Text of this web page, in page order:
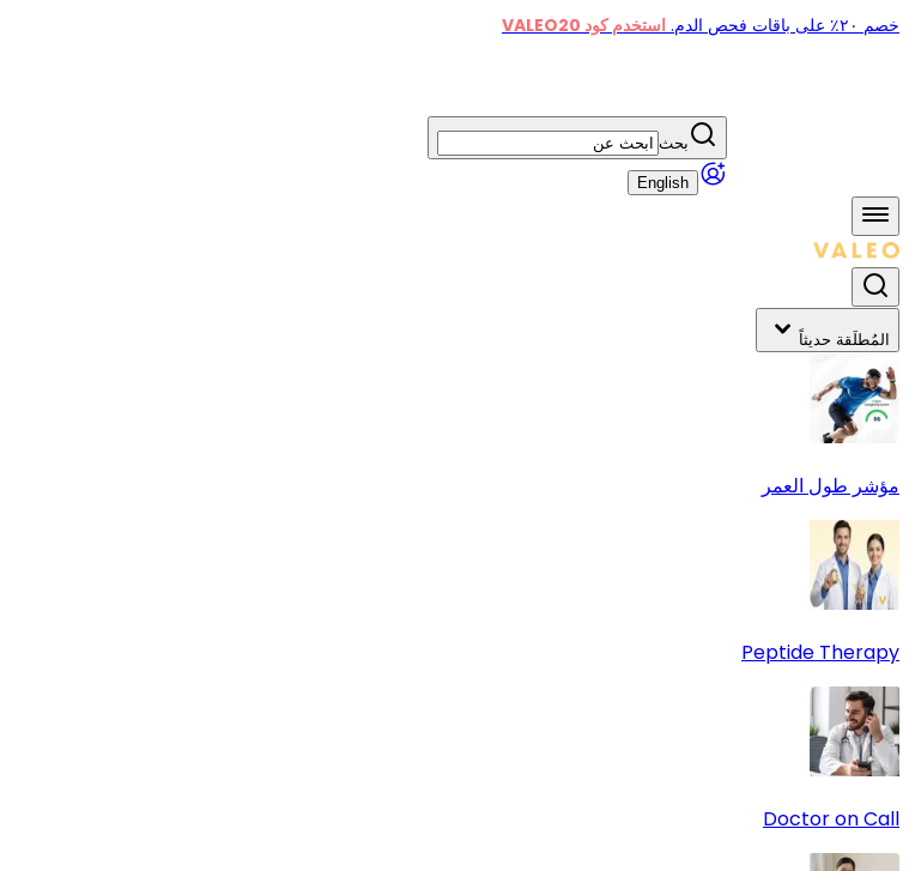
خصم ٢٠٪ على باقات فحص الدم. استخدم كود VALEO20
بحث
English
المُطلَقة حديثاً
مؤشر طول العمر
Peptide Therapy
Doctor on Call